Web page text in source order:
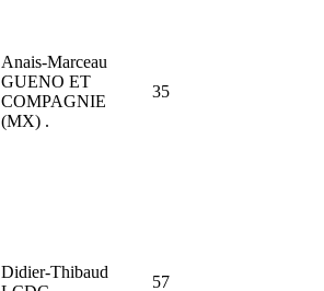
Anais-Marceau
GUENO ET
COMPAGNIE
(MX) .
35
Didier-Thibaud
57